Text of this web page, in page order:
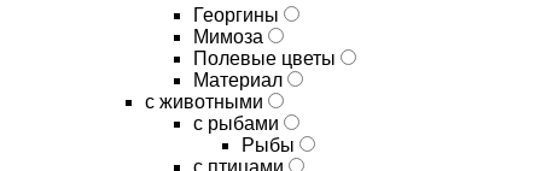
Георгины
Мимоза
Полевые цветы
Материал
с животными
с рыбами
Рыбы
с птицами